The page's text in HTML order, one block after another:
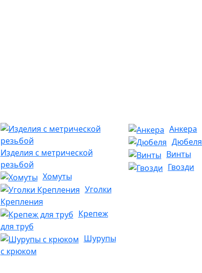
Изделия с метрической
резьбой
Хомуты
Уголки
Крепления
Крепеж
для труб
Шурупы
с крюком
Анкера
Дюбеля
Винты
Гвозди